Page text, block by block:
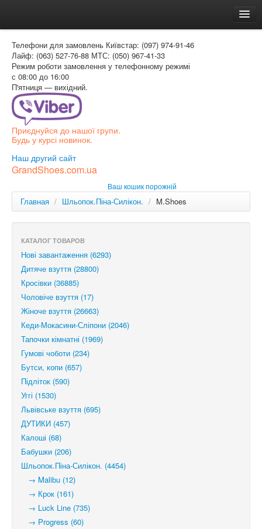
Доставка и оплата
Как заказать
Контакти
Таблиця розмірів
Вхід для покупця
РОС
Телефони для замовлень Київстар: (097) 974-91-46
Лайф: (063) 527-76-88 МТС: (050) 967-41-33
Режим роботи замовлення у телефонному режимі
с 08:00 до 16:00
П'ятниця — вихідний.
Приєднуйся до нашої групи.
Будь у курсі новинок.
Наш другий сайт
GrandShoes.com.ua
Ваш кошик порожній
Главная / Шльопок.Піна-Силікон. / M.Shoes
КАТАЛОГ ТОВАРОВ
Нові завантаження (6293)
Дитяче взуття (28800)
Кросівки (36885)
Чоловіче взуття (17)
Жіноче взуття (26663)
Кеди-Мокасини-Сліпони (2046)
Тапочки кімнатні (1969)
Гумові чоботи (234)
Бутси, копи (657)
Підліток (590)
Уггі (1530)
Львівське взуття (695)
ДУТИКИ (457)
Калоші (68)
Бабушки (206)
Шльопок.Піна-Силікон. (4454)
→ Malibu (12)
→ Крок (161)
→ Luck Line (735)
→ Progress (60)